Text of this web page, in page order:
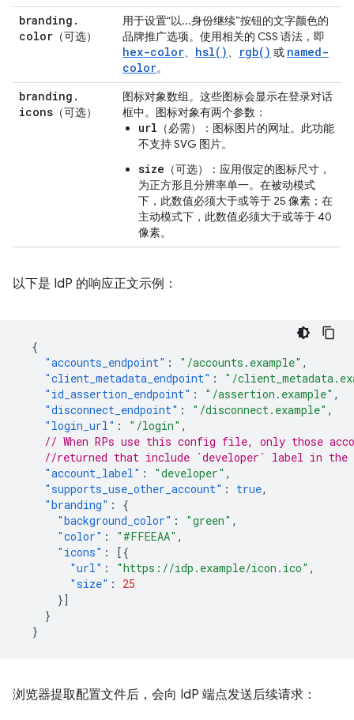
branding .
color （可选）
用于设置“以...身份继续”按钮的文字颜色的
品牌推广选项。使用相关的 CSS 语法，即
hex-color、 hsl()、 rgb() 或 named-
color。
branding .
icons （可选）
图标对象数组。这些图标会显示在登录对话
框中。图标对象有两个参数：
url （必需）：图标图片的网址。此功能
不支持 SVG 图片。
size （可选）：应用假定的图标尺寸，
为正方形且分辨率单一。在被动模式
下，此数值必须大于或等于 25 像素；在
主动模式下，此数值必须大于或等于 40
像素。
以下是 IdP 的响应正文示例：
{
"accounts_endpoint" : "/accounts.example" ,
"client_metadata_endpoint" :
"/
"id_assertion_endpoint" : "/assertion.example" ,
"disconnect_endpoint" : "/disconnect.example" ,
"login_url" : "/login" ,
// When RPs use this config file, only those
//returned that include `developer` label in the
"account_label" : "developer" ,
"supports_use_other_account" : true,
"branding" :
{
"background_color" : "green" ,
"color" : "#FFEEAA" ,
"icons" :
[{
"url" : "https://idp.example/icon.ico" ,
"size" :
25
}]
}
}
浏览器提取配置文件后，会向 IdP 端点发送后续请求：